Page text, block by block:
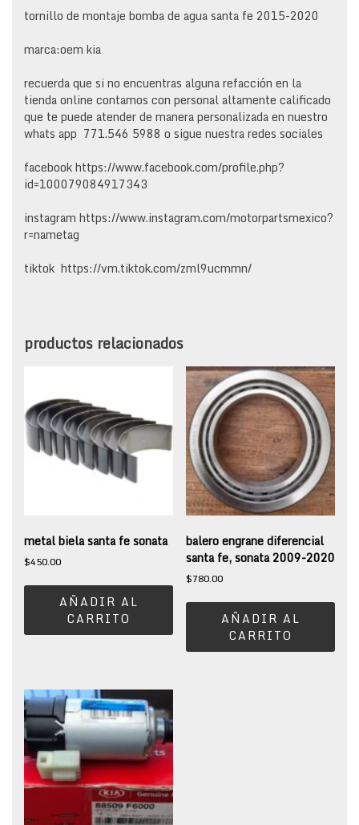
tornillo de montaje bomba de agua santa fe 2015-2020
marca:oem kia
recuerda que si no encuentras alguna refacción en la
tienda online contamos con personal altamente calificado
que te puede atender de manera personalizada en nuestro
whats app 771.546 5988 o sigue nuestra redes sociales
facebook https://www.facebook.com/profile.php?
id=100079084917343
instagram https://www.instagram.com/motorpartsmexico?
r=nametag
tiktok https://vm.tiktok.com/zml9ucmmn/
productos relacionados
metal biela santa fe sonata
$450.00
AÑADIR AL
CARRITO
balero engrane diferencial
santa fe, sonata 2009-2020
$780.00
AÑADIR AL
CARRITO